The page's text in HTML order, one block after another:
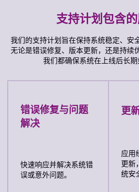
支持计划包含
我们的支持计划旨在保持系统稳定、安
无论是错误修复、版本更新，还是持续
我们都确保系统在上线后长期
错误修复与问题
解决
快速响应并解决系统错
误或意外问题。
更
应用
更新
统安